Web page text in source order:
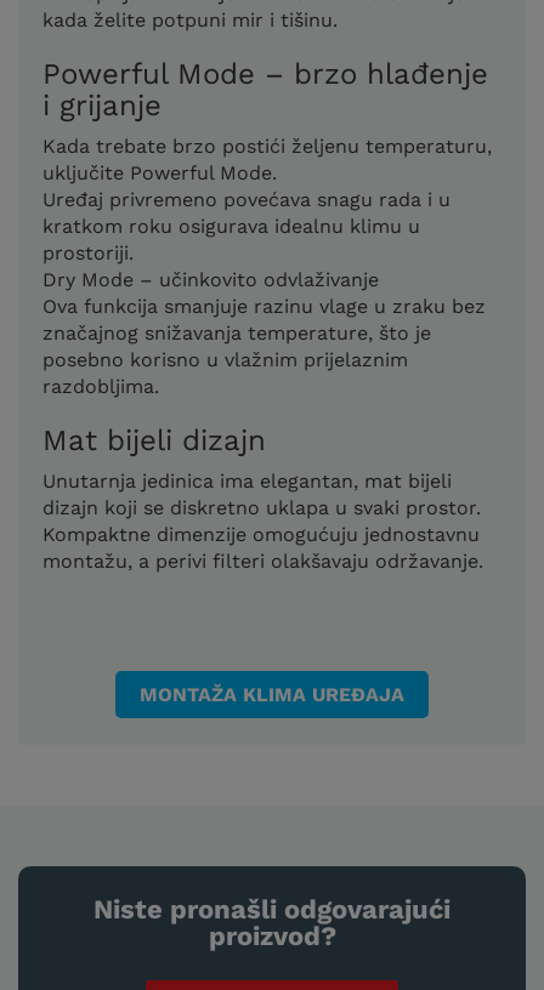
kada želite potpuni mir i tišinu.
Powerful Mode – brzo hlađenje
i grijanje
Kada trebate brzo postići željenu temperaturu,
uključite Powerful Mode.
Uređaj privremeno povećava snagu rada i u
kratkom roku osigurava idealnu klimu u
prostoriji.
Dry Mode – učinkovito odvlaživanje
Ova funkcija smanjuje razinu vlage u zraku bez
značajnog snižavanja temperature, što je
posebno korisno u vlažnim prijelaznim
razdobljima.
Mat bijeli dizajn
Unutarnja jedinica ima elegantan, mat bijeli
dizajn koji se diskretno uklapa u svaki prostor.
Kompaktne dimenzije omogućuju jednostavnu
montažu, a perivi filteri olakšavaju održavanje.
MONTAŽA KLIMA UREĐAJA
Niste pronašli odgovarajući
proizvod?